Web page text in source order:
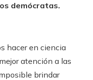
demócratas.
hacer en ciencia
atención a las
brindar